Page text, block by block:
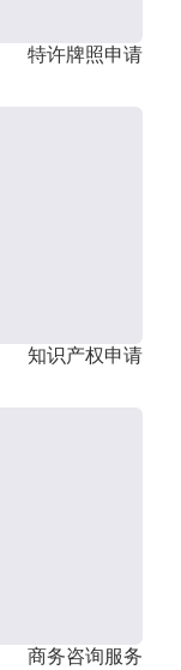
特许牌照申请
知识产权申请
商务咨询服务